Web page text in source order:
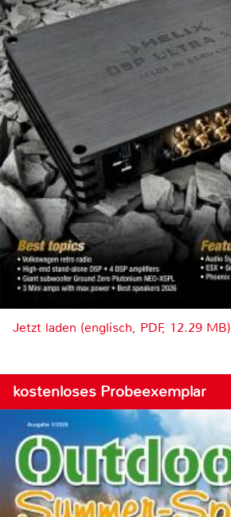
Jetzt laden (englisch, PDF, 12.29 MB)
kostenloses Probeexemplar